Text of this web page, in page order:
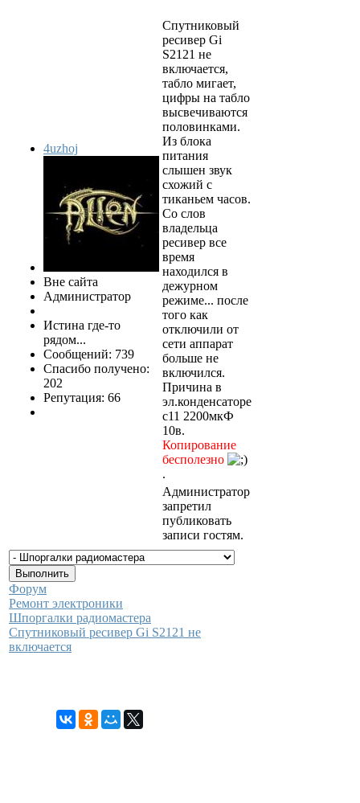
4uzhoj
Вне сайта
Администратор
Истина где-то
рядом...
Сообщений: 739
Спасибо получено:
202
Репутация: 66
Спутниковый
ресивер Gi
S2121 не
включается,
табло мигает,
цифры на табло
высвечиваются
половинками.
Из блока
питания
слышен звук
схожий с
тиканьем часов.
Со слов
владельца
ресивер все
время
находился в
дежурном
режиме... после
того как
отключили от
сети аппарат
больше не
включился.
Причина в
эл.конденсаторе
с11 2200мкФ
10в.
Копирование
бесполезно
.
Администратор
запретил
публиковать
записи гостям.
Форум
Ремонт электроники
Шпоргалки радиомастера
Спутниковый ресивер Gi S2121 не
включается